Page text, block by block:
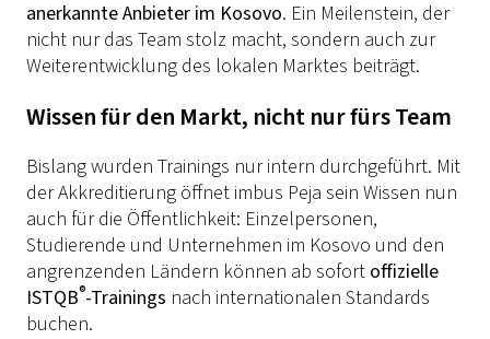
anerkannte Anbieter im Kosovo. Ein Meilenstein, der
nicht nur das Team stolz macht, sondern auch zur
Weiterentwicklung des lokalen Marktes beiträgt.
Wissen für den Markt, nicht nur fürs Team
Bislang wurden Trainings nur intern durchgeführt. Mit
der Akkreditierung öffnet imbus Peja sein Wissen nun
auch für die Öffentlichkeit: Einzelpersonen,
Studierende und Unternehmen im Kosovo und den
angrenzenden Ländern können ab sofort offizielle
ISTQB®-Trainings nach internationalen Standards
buchen.